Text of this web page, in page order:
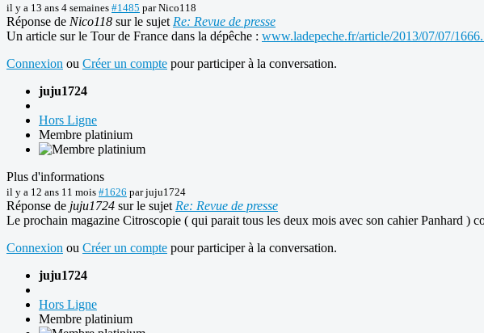
il y a 13 ans 4 semaines #1485 parNico118
Réponse de Nico118 sur le sujet Re: Revue de presse
Un article sur le Tour de France dans la dépêche : www.ladepeche.fr/article/2013/07/07/
Connexion ou Créer un compte pour participer à la conversation.
juju1724
Hors Ligne
Membre platinium
Plus d'informations
il y a 12 ans 11 mois #1626 parjuju1724
Réponse de juju1724 sur le sujet Re: Revue de presse
Le prochain magazine Citroscopie ( qui parait tous les deux mois avec son cahier Panhard )
Connexion ou Créer un compte pour participer à la conversation.
juju1724
Hors Ligne
Membre platinium